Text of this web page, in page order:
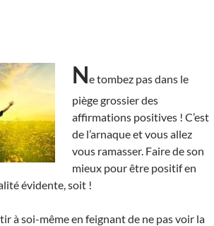
Ne tombez pas dans le
piège grossier des
affirmations positives ! C’est
de l’arnaque et vous allez
vous ramasser. Faire de son
mieux pour être positif en
évidente, soit !
à soi-même en feignant de ne pas voir la